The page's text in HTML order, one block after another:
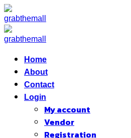
Skip
to
content
Home
About
Contact
Login
My account
Vendor
Registration